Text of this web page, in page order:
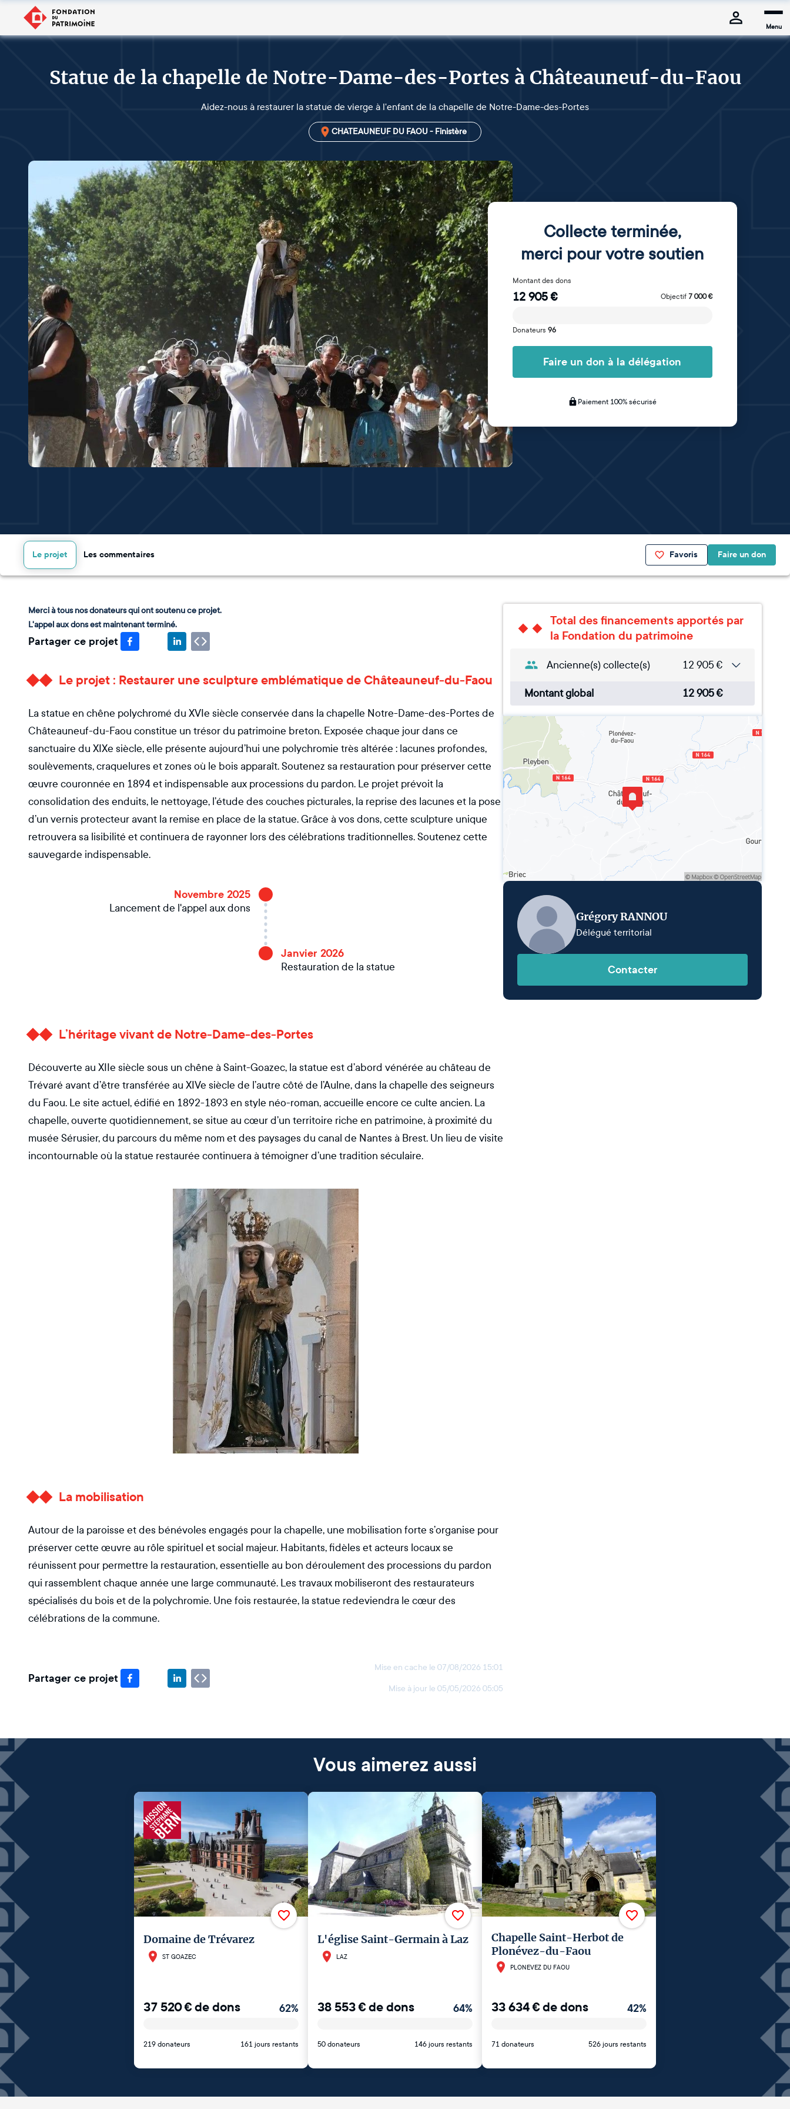
Menu
Statue de la chapelle de Notre-Dame-des-Portes à Châteauneuf-du-Faou
Aidez-nous à restaurer la statue de vierge à l'enfant de la chapelle de Notre-Dame-des-Portes
CHATEAUNEUF DU FAOU - Finistère
Collecte terminée,
merci pour votre soutien
Montant des dons
12 905€ Objectif 7 000€
Donateurs 96
Faire un don à la délégation
Paiement 100% sécurisé
Favoris Faire un don
Le projet Les commentaires
Merci à tous nos donateurs qui ont soutenu ce projet.
L'appel aux dons est maintenant terminé.
Partager ce projet
Le projet : Restaurer une sculpture emblématique de Châteauneuf-du-Faou
La statue en chêne polychromé du XVIe siècle conservée dans la chapelle Notre-Dame-des-Portes de
Châteauneuf-du-Faou constitue un trésor du patrimoine breton. Exposée chaque jour dans ce
sanctuaire du XIXe siècle, elle présente aujourd’hui une polychromie très altérée : lacunes profondes,
soulèvements, craquelures et zones où le bois apparaît. Soutenez sa restauration pour préserver cette
œuvre couronnée en 1894 et indispensable aux processions du pardon. Le projet prévoit la
consolidation des enduits, le nettoyage, l’étude des couches picturales, la reprise des lacunes et la pose
d’un vernis protecteur avant la remise en place de la statue. Grâce à vos dons, cette sculpture unique
retrouvera sa lisibilité et continuera de rayonner lors des célébrations traditionnelles. Soutenez cette
sauvegarde indispensable.
Novembre 2025
Lancement de l'appel aux dons
Janvier 2026
Restauration de la statue
L’héritage vivant de Notre-Dame-des-Portes
Découverte au XIIe siècle sous un chêne à Saint-Goazec, la statue est d’abord vénérée au château de
Trévaré avant d’être transférée au XIVe siècle de l’autre côté de l’Aulne, dans la chapelle des seigneurs
du Faou. Le site actuel, édifié en 1892-1893 en style néo-roman, accueille encore ce culte ancien. La
chapelle, ouverte quotidiennement, se situe au cœur d’un territoire riche en patrimoine, à proximité du
musée Sérusier, du parcours du même nom et des paysages du canal de Nantes à Brest. Un lieu de visite
incontournable où la statue restaurée continuera à témoigner d’une tradition séculaire.
La mobilisation
Autour de la paroisse et des bénévoles engagés pour la chapelle, une mobilisation forte s’organise pour
préserver cette œuvre au rôle spirituel et social majeur. Habitants, fidèles et acteurs locaux se
réunissent pour permettre la restauration, essentielle au bon déroulement des processions du pardon
qui rassemblent chaque année une large communauté. Les travaux mobiliseront des restaurateurs
spécialisés du bois et de la polychromie. Une fois restaurée, la statue redeviendra le cœur des
célébrations de la commune.
Partager ce projet
Mise en cache le 07/08/2026 15:01
Mise à jour le 05/05/2026 05:05
Total des financements apportés par
la Fondation du patrimoine
Ancienne(s) collecte(s) 12 905 €
Montant global 12 905€
Grégory RANNOU
Délégué territorial
Contacter
Vous aimerez aussi
Domaine de Trévarez
ST GOAZEC
37 520€de dons 62%
219 donateurs 161 jours restants
L'église Saint-Germain à Laz
LAZ
38 553€de dons 64%
50 donateurs 146 jours restants
Chapelle Saint-Herbot de
Plonévez-du-Faou
PLONEVEZ DU FAOU
33 634€de dons 42%
71 donateurs 526 jours restants